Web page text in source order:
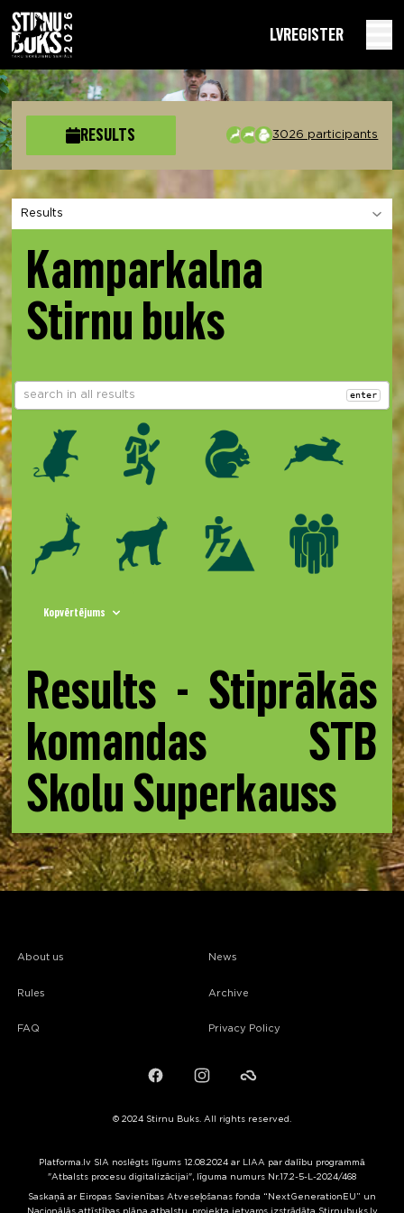
LVREGISTER
RESULTS 3026 participants
Choose a section
Kamparkalna
Stirnu buks
enter
Kopvērtējums
Results - Stiprākās
komandas STB
Skolu Superkauss
About us
Rules
FAQ
News
Archive
Privacy Policy
FacebookInstagramFailiem.lv
© 2024 Stirnu Buks. All rights reserved.
Platforma.lv SIA noslēgts līgums 12.08.2024 ar LIAA par dalību programmā
"Atbalsts procesu digitalizācijai", līguma numurs Nr.17.2-5-L-2024/468
Saskaņā ar Eiropas Savienības Atveseļošanas fonda “NextGenerationEU” un